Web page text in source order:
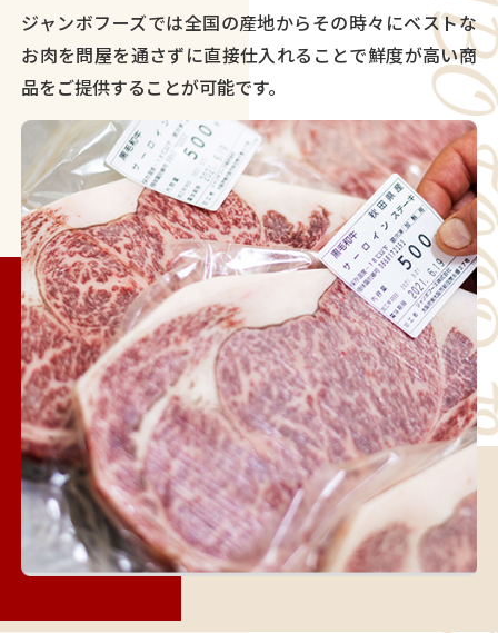
ジャンボフーズでは全国の産地からその時々にベストな
お肉を問屋を通さずに直接仕入れることで鮮度が高い商
品をご提供することが可能です。